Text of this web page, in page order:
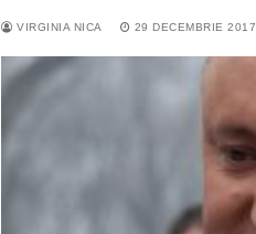
VIRGINIA NICA 29 DECEMBRIE 2017